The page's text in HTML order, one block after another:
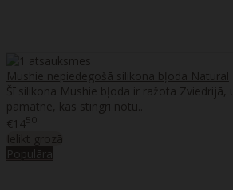
Mushie nepiedegošā silikona bļoda Natural
Šī silikona Mushie bļoda ir ražota Zviedrijā,
pamatne, kas stingri notu..
€1450
Ielikt grozā
Populāra